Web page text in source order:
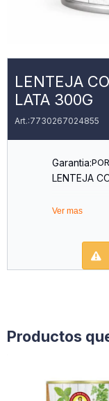
LENTEJA
LATA 300G
7730267024855
Garantia:
LENTEJA
Ver mas
Productos